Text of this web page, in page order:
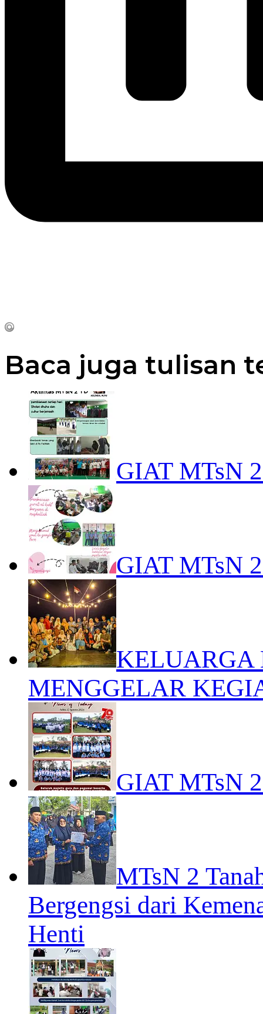
Baca juga tulisan
GIAT MTsN
GIAT MTsN
KELUARGA
MENGGELAR
GIAT MTsN
MTsN 2
Bergengsi dari
Henti